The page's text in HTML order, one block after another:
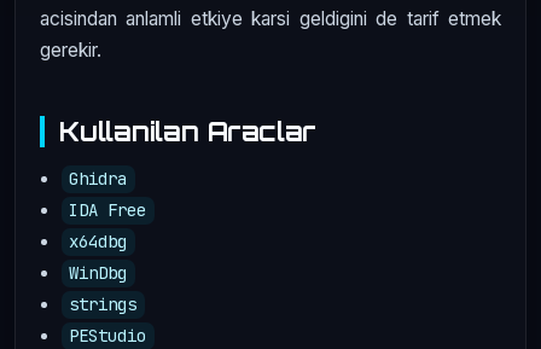
acisindan anlamli etkiye karsi geldigini de tarif etmek
gerekir.
Kullanilan Araclar
Ghidra
IDA Free
x64dbg
WinDbg
strings
PEStudio